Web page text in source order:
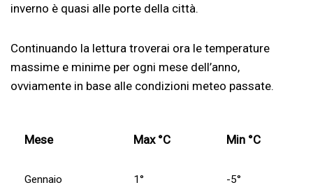
inverno è quasi alle porte della città.
Continuando la lettura troverai ora le temperature
massime e minime per ogni mese dell’anno,
ovviamente in base alle condizioni meteo passate.
Mese Max °C Min °C
Gennaio 1° -5°